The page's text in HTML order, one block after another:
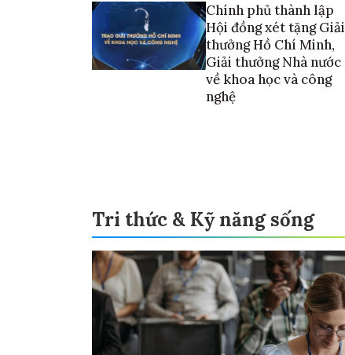
Chính phủ thành lập
Hội đồng xét tặng Giải
thưởng Hồ Chí Minh,
Giải thưởng Nhà nước
về khoa học và công
nghệ
Tri thức & Kỹ năng sống